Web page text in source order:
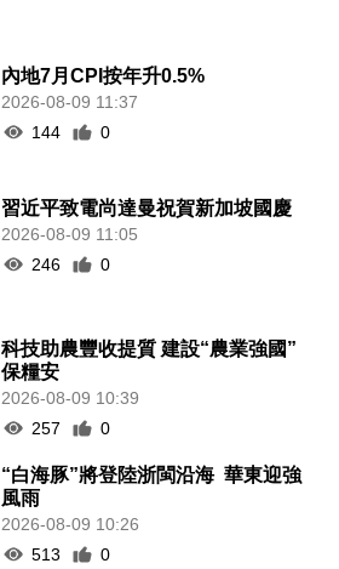
內地7月CPI按年升0.5%
2026-08-09 11:37
144
0
習近平致電尚達曼祝賀新加坡國慶
2026-08-09 11:05
246
0
科技助農豐收提質 建設“農業強國”
保糧安
2026-08-09 10:39
257
0
“白海豚”將登陸浙閩沿海 華東迎強
風雨
2026-08-09 10:26
513
0